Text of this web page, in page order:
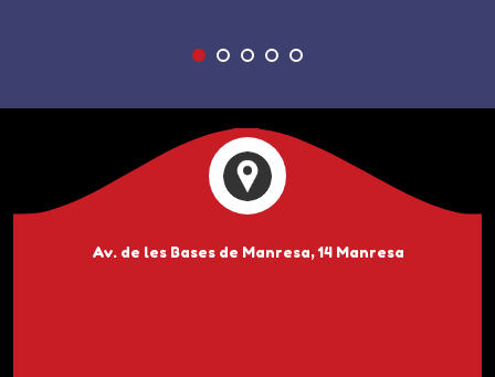
Av. de les Bases de Manresa, 14 Manresa